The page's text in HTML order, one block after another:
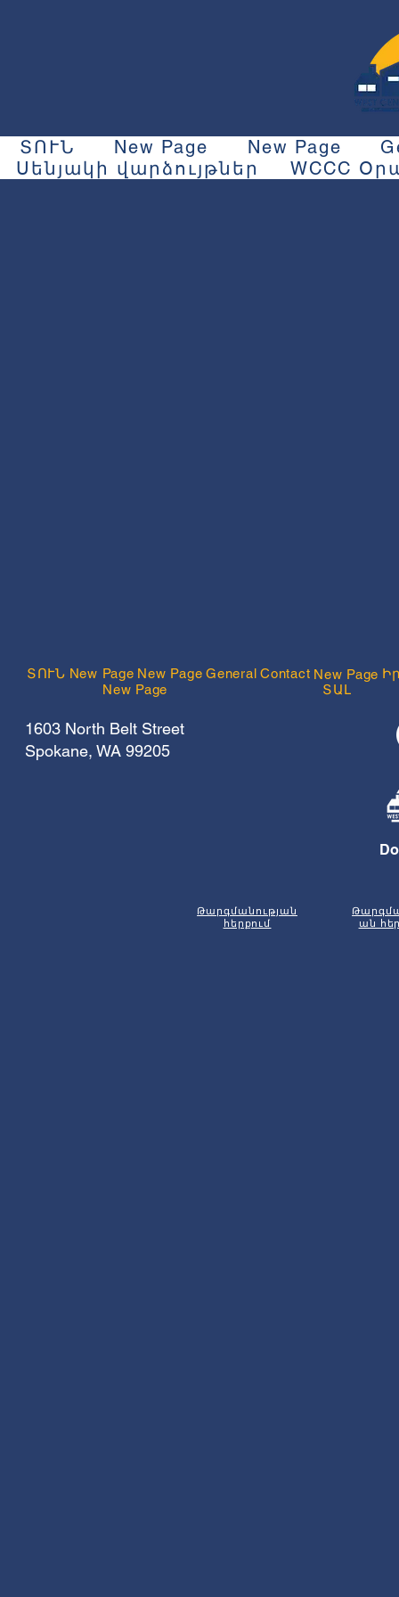
ՏՈՒՆ New Page New Page
Սենյակի վարձույթներ
WCCC
ՏՈՒՆ New Page New Page General Contact New Page
New Page
ՏԱԼ
1603 North Belt Street
Spokane, WA 99205
Թարգմանության
հերքում
ան